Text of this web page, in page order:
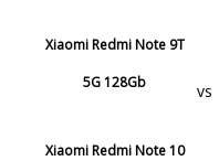
Xiaomi Redmi Note 9T
5G 128Gb
vs
Xiaomi Redmi Note 10